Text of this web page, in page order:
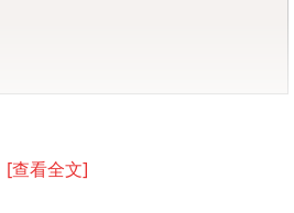
[查看全文]